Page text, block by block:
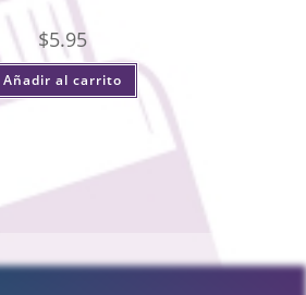
$5.95
Añadir al carrito